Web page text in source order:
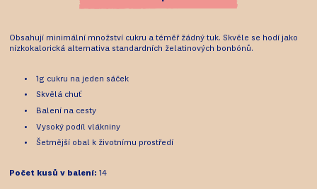
Obsahují minimální množství cukru a téměř žádný tuk. Skvěle se hodí jako
nízkokalorická alternativa standardních želatinových bonbónů.
1g cukru na jeden sáček
Skvělá chuť
Balení na cesty
Vysoký podíl vlákniny
Šetrnější obal k životnímu prostředí
Počet kusů v balení: 14